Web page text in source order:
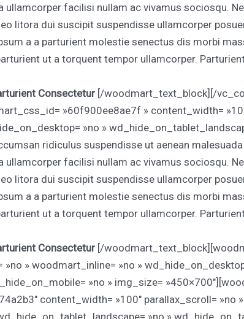
ullamcorper facilisi nullam ac vivamus sociosqu.
litora dui suscipit suspendisse ullamcorper
a a parturient molestie senectus dis morbi
ut a torquent tempor ullamcorper.
Consectetur [/woodmart_text_block][/
»60f900ee8ae7f » content_width=
»no »
ridiculus suspendisse ut aenean
ullamcorper facilisi nullam ac vivamus sociosqu.
litora dui suscipit suspendisse ullamcorper
a a parturient molestie senectus dis morbi
ut a torquent tempor ullamcorper.
Consectetur [/
»no » woodmart_inline= »no »
»no » img_size=
content_width= »100″ parallax_scroll= »no
»no »